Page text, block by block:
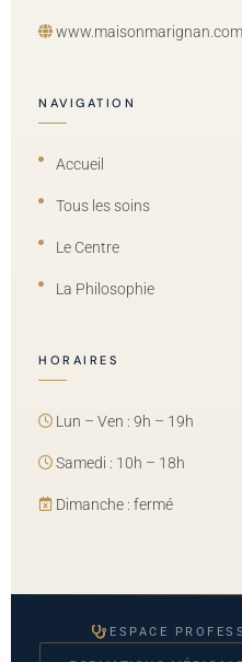
www.maisonmarignan.com
NAVIGATION
Accueil
Tous les soins
Le Centre
La Philosophie
HORAIRES
Lun – Ven : 9h – 19h
Samedi : 10h – 18h
Dimanche : fermé
ESPACE